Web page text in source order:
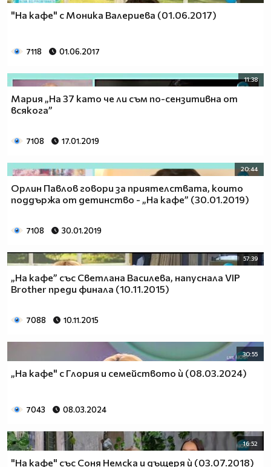
"На кафе" с Моника Валериева (01.06.2017)
7118 01.06.2017
11:38
Мария „На 37 като че ли съм по-сензитивна от
всякога”
7108 17.01.2019
20:44
Орлин Павлов говори за приятелствата, които
поддържа от детинство - „На кафе” (30.01.2019)
7108 30.01.2019
57:39
„На кафе” със Светлана Василева, напуснала VIP
Brother преди финала (10.11.2015)
7088 10.11.2015
30:55
„На кафе" с Глория и семейството ѝ (08.03.2024)
7043 08.03.2024
16:52
"На кафе" със Соня Немска и дъщеря ѝ (03.07.2018)